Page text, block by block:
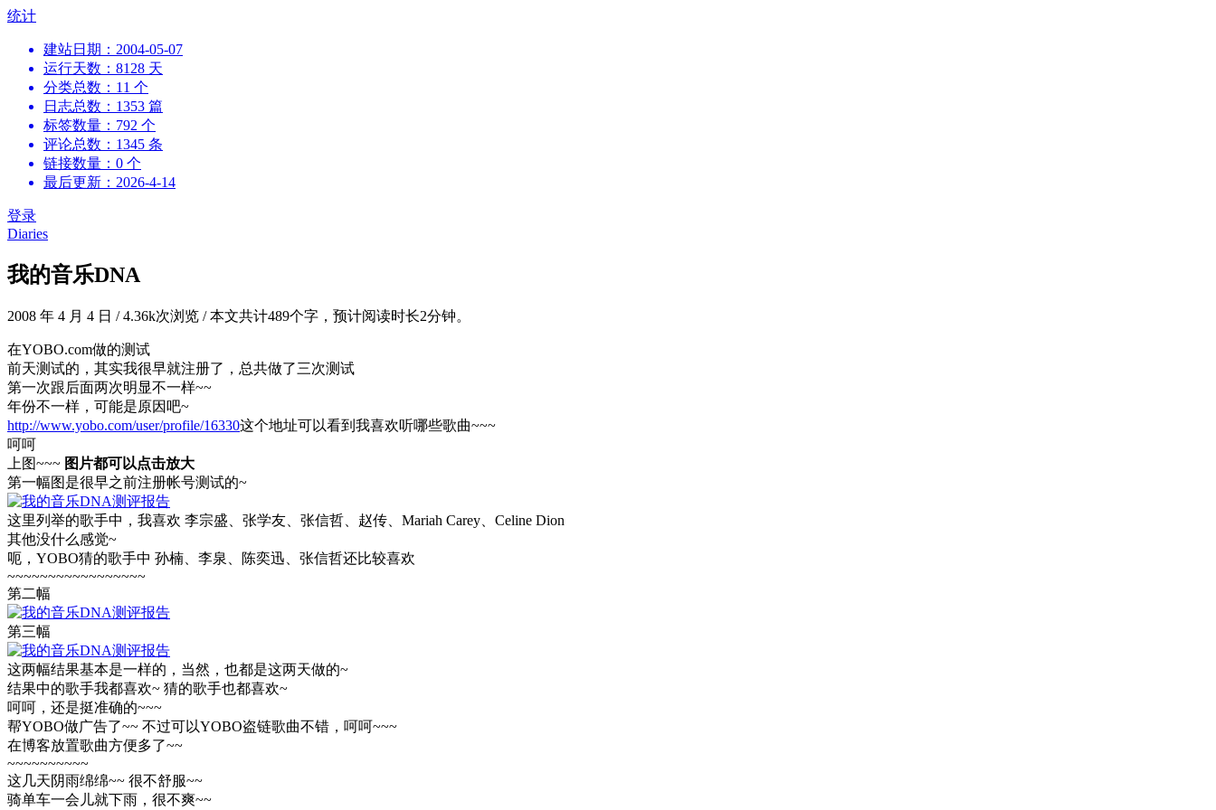
跳
统计
建站日期：2004-05-07
运行天数：8128 天
分类总数：11 个
日志总数：1353 篇
标签数量：792 个
评论总数：1345 条
链接数量：0 个
最后更新：2026-4-14
登录
Diaries
我的音乐DNA
2008 年 4 月 4 日 /4.36k次浏览 /本文共计489个字，预计阅读时长2分钟。
在YOBO.com做的测试
前天测试的，其实我很早就注册了，总共做了三次测试
第一次跟后面两次明显不一样~~
年份不一样，可能是原因吧~
http://www.yobo.com/user/profile/16330这个地址可以看到我喜欢听哪些歌曲~~~
呵呵
上图~~~ 图片都可以点击放大
第一幅图是很早之前注册帐号测试的~
这里列举的歌手中，我喜欢 李宗盛、张学友、张信哲、赵传、Mariah Carey、Celine Dion
其他没什么感觉~
呃，YOBO猜的歌手中 孙楠、李泉、陈奕迅、张信哲还比较喜欢
~~~~~~~~~~~~~~~~~
第二幅
第三幅
这两幅结果基本是一样的，当然，也都是这两天做的~
结果中的歌手我都喜欢~ 猜的歌手也都喜欢~
呵呵，还是挺准确的~~~
帮YOBO做广告了~~ 不过可以YOBO盗链歌曲不错，呵呵~~~
在博客放置歌曲方便多了~~
~~~~~~~~~~
这几天阴雨绵绵~~ 很不舒服~~
骑单车一会儿就下雨，很不爽~~